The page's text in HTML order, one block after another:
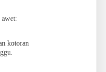
awet:
kotoran